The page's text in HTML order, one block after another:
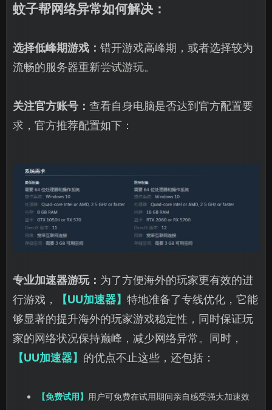
蚊子帮网络异常如何解决：
选择低峰期游戏： 错开游戏高峰期，或者选择较为
流畅的服务器重新尝试游玩。
关注官方账号： 查看自身电脑是否达到官方配置要
求，官方推荐配置如下：
专业加速器游玩： 为了方便海外的玩家更有效的进
行游戏，
【UU加速器】 特地准备了专线优化，它能
够显著的提升海外的玩家游戏稳定性，同时保证玩
家的网络状况保持巅峰，减少网络异常。同时，
【UU加速器】 的优点不止这些，还包括：
【免费试用】
用户可免费在试用期间亲自感受强大加速效